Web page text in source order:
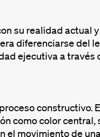
su realidad actual
diferenciarse del
ejecutiva a través
constructivo.
como color central,
el movimiento de